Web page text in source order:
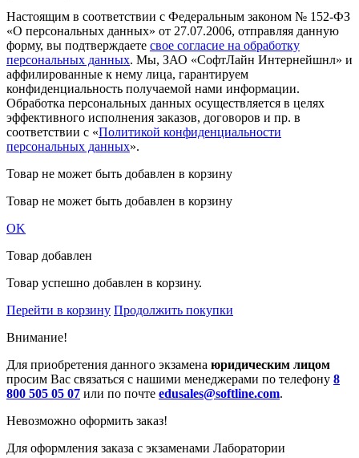
Настоящим в соответствии с Федеральным законом № 152-ФЗ
«О персональных данных» от 27.07.2006, отправляя данную
форму, вы подтверждаете свое согласие на обработку
персональных данных. Мы, ЗАО «СофтЛайн Интернейшнл» и
аффилированные к нему лица, гарантируем
конфиденциальность получаемой нами информации.
Обработка персональных данных осуществляется в целях
эффективного исполнения заказов, договоров и пр. в
соответствии с «Политикой конфиденциальности
персональных данных».
Товар не может быть добавлен в корзину
Товар не может быть добавлен в корзину
OK
Товар добавлен
Товар успешно добавлен в корзину.
Перейти в корзину Продолжить покупки
Внимание!
Для приобретения данного экзамена юридическим лицом
просим Вас связаться с нашими менеджерами по телефону 8
800 505 05 07 или по почте edusales@softline.com.
Невозможно оформить заказ!
Для оформления заказа с экзаменами Лаборатории